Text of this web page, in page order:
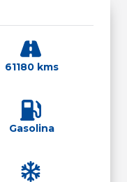
61180 kms
Gasolina